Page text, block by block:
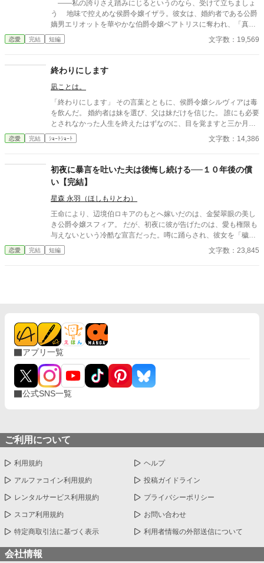
――私の誇りさえ踏みにじるというのなら、受けて立ちましょ
う 地味で控えめな侯爵令嬢イザラ。彼女は、婚約者である公爵
嫡男エリオットを華やかな伯爵令嬢ベアトリスに奪われ、「真実
の愛」を見つけたという身勝手な理由で一方的に婚約破棄を突き
つけられる。 ベアトリスからは地味で退屈な女と公然と蔑ま
侯爵家の誇りを守るため不当な破棄を断固として拒否。たった一
人で反撃の証拠集めを開始する。 彼女が助力を求めたのは、社
交界から距離を置き、冷徹と噂される辺境伯アレクシス。彼は、
イザラの持つ鋼のような意志と冷静な知性を見抜き、彼女の非公
式な協力者となる。 しかし、そんな彼女を待っていたのは「辺
境伯と不貞を働いている」という、さらに悪質な濡れ衣だった―
恋愛 完結 短編 文字数：19,569
終わりにします
凪ことは。
「終わりにします」 その言葉とともに、侯爵令嬢シルヴィアは毒
を飲んだ。 婚約者は妹を選び、父は妹だけを信じた。 誰にも必要
とされなかった人生を終えたはずなのに、目を覚ますと三か月前
へと時間は巻き戻っていた。 もう、誰かに愛されるためだけに生
きるのはやめよう。 そう決めた彼女は、静かに運命を書き換えて
めの物語。
恋愛 完結 ｼｮｰﾄｼｮｰﾄ 文字数：14,386
初夜に暴言を吐いた夫は後悔し続ける──１０年後の償
い【完結】
星森 永羽（ほしもりとわ）
王命により、辺境伯ロキアのもとへ嫁いだのは、金髪翠眼の美し
き公爵令嬢スフィア。 だが、初夜に彼が告げたのは、愛も権限も
与えないという冷酷な宣言だった。噂に踊らされ、彼女を「穢れ
た花嫁」と罵ったロキア。 しかし、わずか一日でスフィアは姿を
消し、教会から届いたのは婚姻無効と慰謝料請求の書状──。 王
恋愛 完結 短編 文字数：23,845
アプリ一覧
公式SNS一覧
ご利用について
利用規約 ヘルプ
アルファコイン利用規約 投稿ガイドライン
レンタルサービス利用規約 プライバシーポリシー
スコア利用規約 お問い合わせ
特定商取引法に基づく表示 利用者情報の外部送信について
会社情報